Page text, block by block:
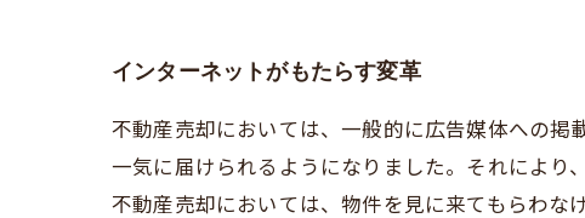
インターネットがもたらす変革
不動産売却においては、一般的に広告媒体への
一気に届けられるようになりました。それにより
不動産売却においては、物件を見に来てもらわ